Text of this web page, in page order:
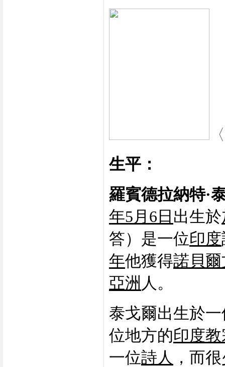
生平：
羅賓德拉納特·
年5月6日 出生於
答）是一位印度
年他獲得諾貝
亞洲 人。
泰戈爾出生於
位地方的印度教
一位詩人 ，而